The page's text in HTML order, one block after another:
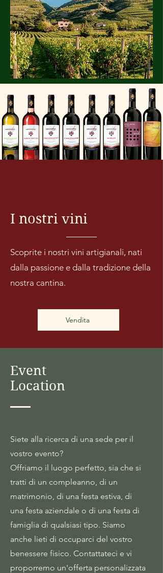
I nostri vini
Scoprite i nostri vini artigianali, nati
dalla passione e dalla tradizione della
nostra cantina.
Vendita
Event
Location
Siete alla ricerca di una sede per il
vostro evento?
Offriamo il luogo perfetto, sia che si
tratti di un compleanno, di un
matrimonio, di una festa estiva, di
una festa aziendale o di una festa di
famiglia di qualsiasi tipo. Siamo
anche lieti di occuparci del vostro
benessere fisico. Contattateci e vi
proporremo un'offerta personalizzata